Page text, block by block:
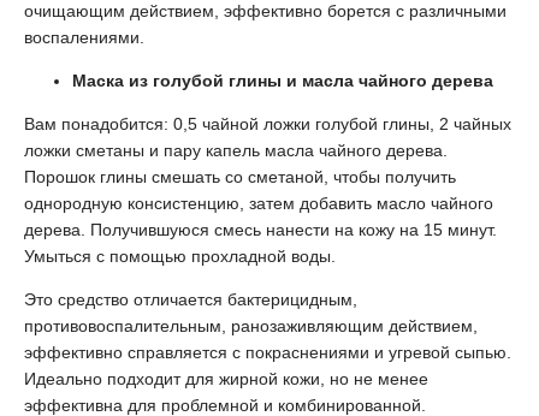
очищающим действием, эффективно борется с различными
воспалениями.
Маска из голубой глины и масла чайного дерева
Вам понадобится: 0,5 чайной ложки голубой глины, 2 чайных
ложки сметаны и пару капель масла чайного дерева.
Порошок глины смешать со сметаной, чтобы получить
однородную консистенцию, затем добавить масло чайного
дерева. Получившуюся смесь нанести на кожу на 15 минут.
Умыться с помощью прохладной воды.
Это средство отличается бактерицидным,
противовоспалительным, ранозаживляющим действием,
эффективно справляется с покраснениями и угревой сыпью.
Идеально подходит для жирной кожи, но не менее
эффективна для проблемной и комбинированной.